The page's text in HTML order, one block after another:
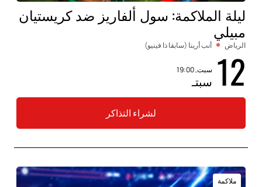
ليلة الملاكمة: سول ألفاريز ضد كريستيان
مبيلي
الرياض أنب أرينا (سابقا ذا فينيو)
12 سبت, 19:00
سبتـ
لشراء التذاكر
ملاكمة